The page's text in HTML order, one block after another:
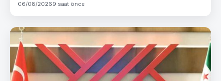
06/08/20269 saat önce